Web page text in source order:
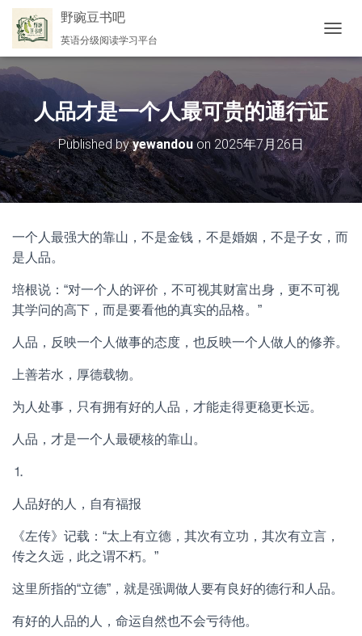
野豌豆书吧
英语分级阅读学习平台
换
航
人品才是一个人最可贵的通行证
Published byyewandou on 2025年7月26日
一个人最强大的靠山，不是金钱，不是婚姻，不是子女，而
是人品。
培根说：“对一个人的评价，不可视其财富出身，更不可视
其学问的高下，而是要看他的真实的品格。”
人品，反映一个人做事的态度，也反映一个人做人的修养。
上善若水，厚德载物。
为人处事，只有拥有好的人品，才能走得更稳更长远。
人品，才是一个人最硬核的靠山。
⒈
人品好的人，自有福报
《左传》记载：“太上有立德，其次有立功，其次有立言，
传之久远，此之谓不朽。”
这里所指的“立德”，就是强调做人要有良好的德行和人品。
有好的人品的人，命运自然也不会亏待他。